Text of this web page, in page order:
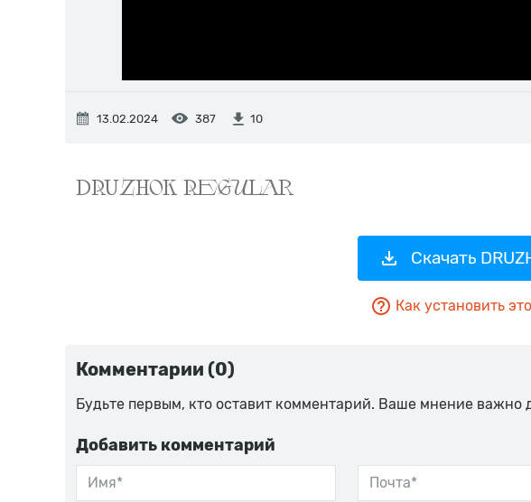
13.02.2024 387 10
Скачать
Как установить
Комментарии (0)
Будьте первым, кто оставит комментарий. Ваше мнение важно
Добавить комментарий